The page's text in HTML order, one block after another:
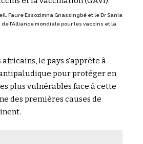
Faure Essozimna Gnassingbé et le Dr Sania
l’Alliance mondiale pour les vaccins et la
le pays s’apprête à
pour protéger en
plus vulnérables face à cette
des premières causes de